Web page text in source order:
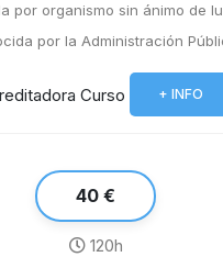
hospitalaria
por organismo sin ánimo de
por la Administración
+ INFO
40 €
120h